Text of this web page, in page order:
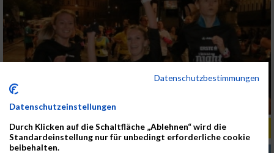
ALBUM MARKTLAUF KREMSMÜNSTER / 31.03.2019
Datenschutzbestimmungen
Datenschutzeinstellungen
Durch Klicken auf die Schaltfläche „Ablehnen“ wird die
Standardeinstellung nur für unbedingt erforderliche cookie
beibehalten.